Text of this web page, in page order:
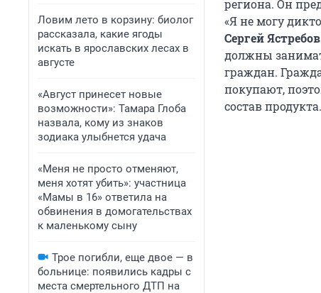
Ловим лето в корзину: биолог
рассказала, какие ягоды
искать в ярославских лесах в
августе
«Август принесет новые
возможности»: Тамара Глоба
назвала, кому из знаков
зодиака улыбнется удача
«Меня не просто отменяют,
меня хотят убить»: участница
«Мамы в 16» ответила на
обвинения в домогательствах
к маленькому сыну
Трое погибли, еще двое — в
больнице: появились кадры с
места смертельного ДТП на
региона. Он
«Я не могу
Сергей Ястребов
должны
граждан.
покупают,
состав